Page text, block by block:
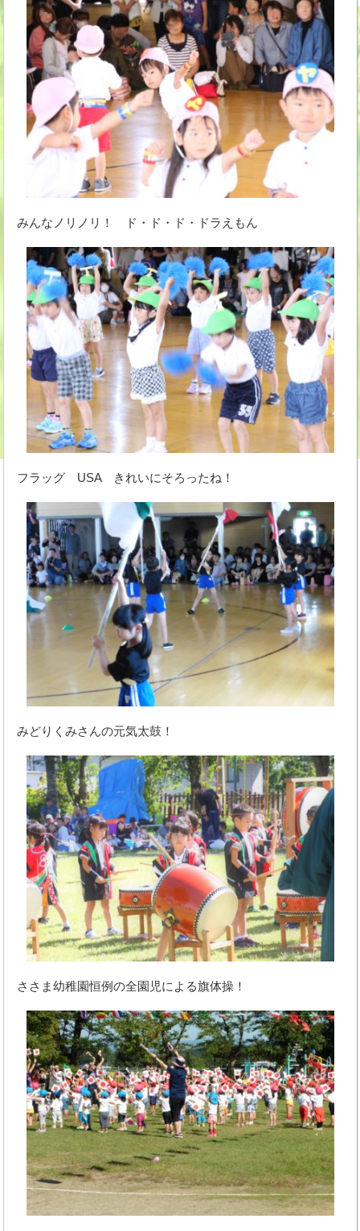
みんなノリノリ！ ド・ド・ド・ドラえもん
フラッグ USA きれいにそろったね！
みどりくみさんの元気太鼓！
ささま幼稚園恒例の全園児による旗体操！